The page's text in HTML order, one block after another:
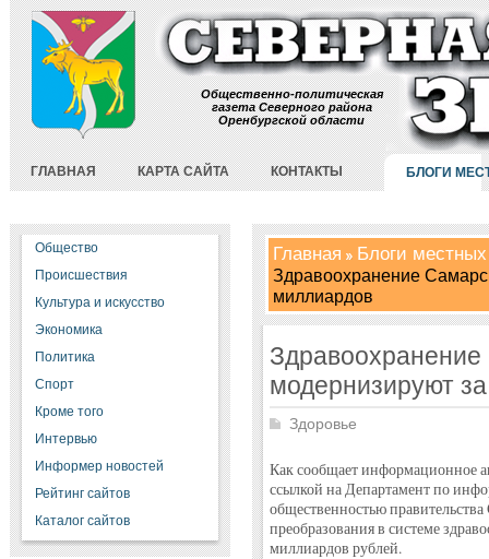
Общественно-политическая
газета Северного района
Оренбургской области
ГЛАВНАЯ КАРТА САЙТА КОНТАКТЫ БЛОГИ
Общество
Происшествия
Культура и искусство
Экономика
Политика
Спорт
Кроме того
Интервью
Информер новостей
Рейтинг сайтов
Каталог сайтов
Главная Блоги
Здравоохранение
миллиардов
модернизируют
Здоровье
Как сообщает информационное
ссылкой на Департамент по
общественностью
преобразования в системе
миллиардов рублей.